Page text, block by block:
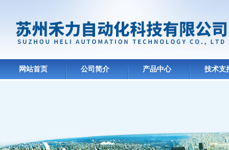
网站首页 公司简介 产品中心 技术支